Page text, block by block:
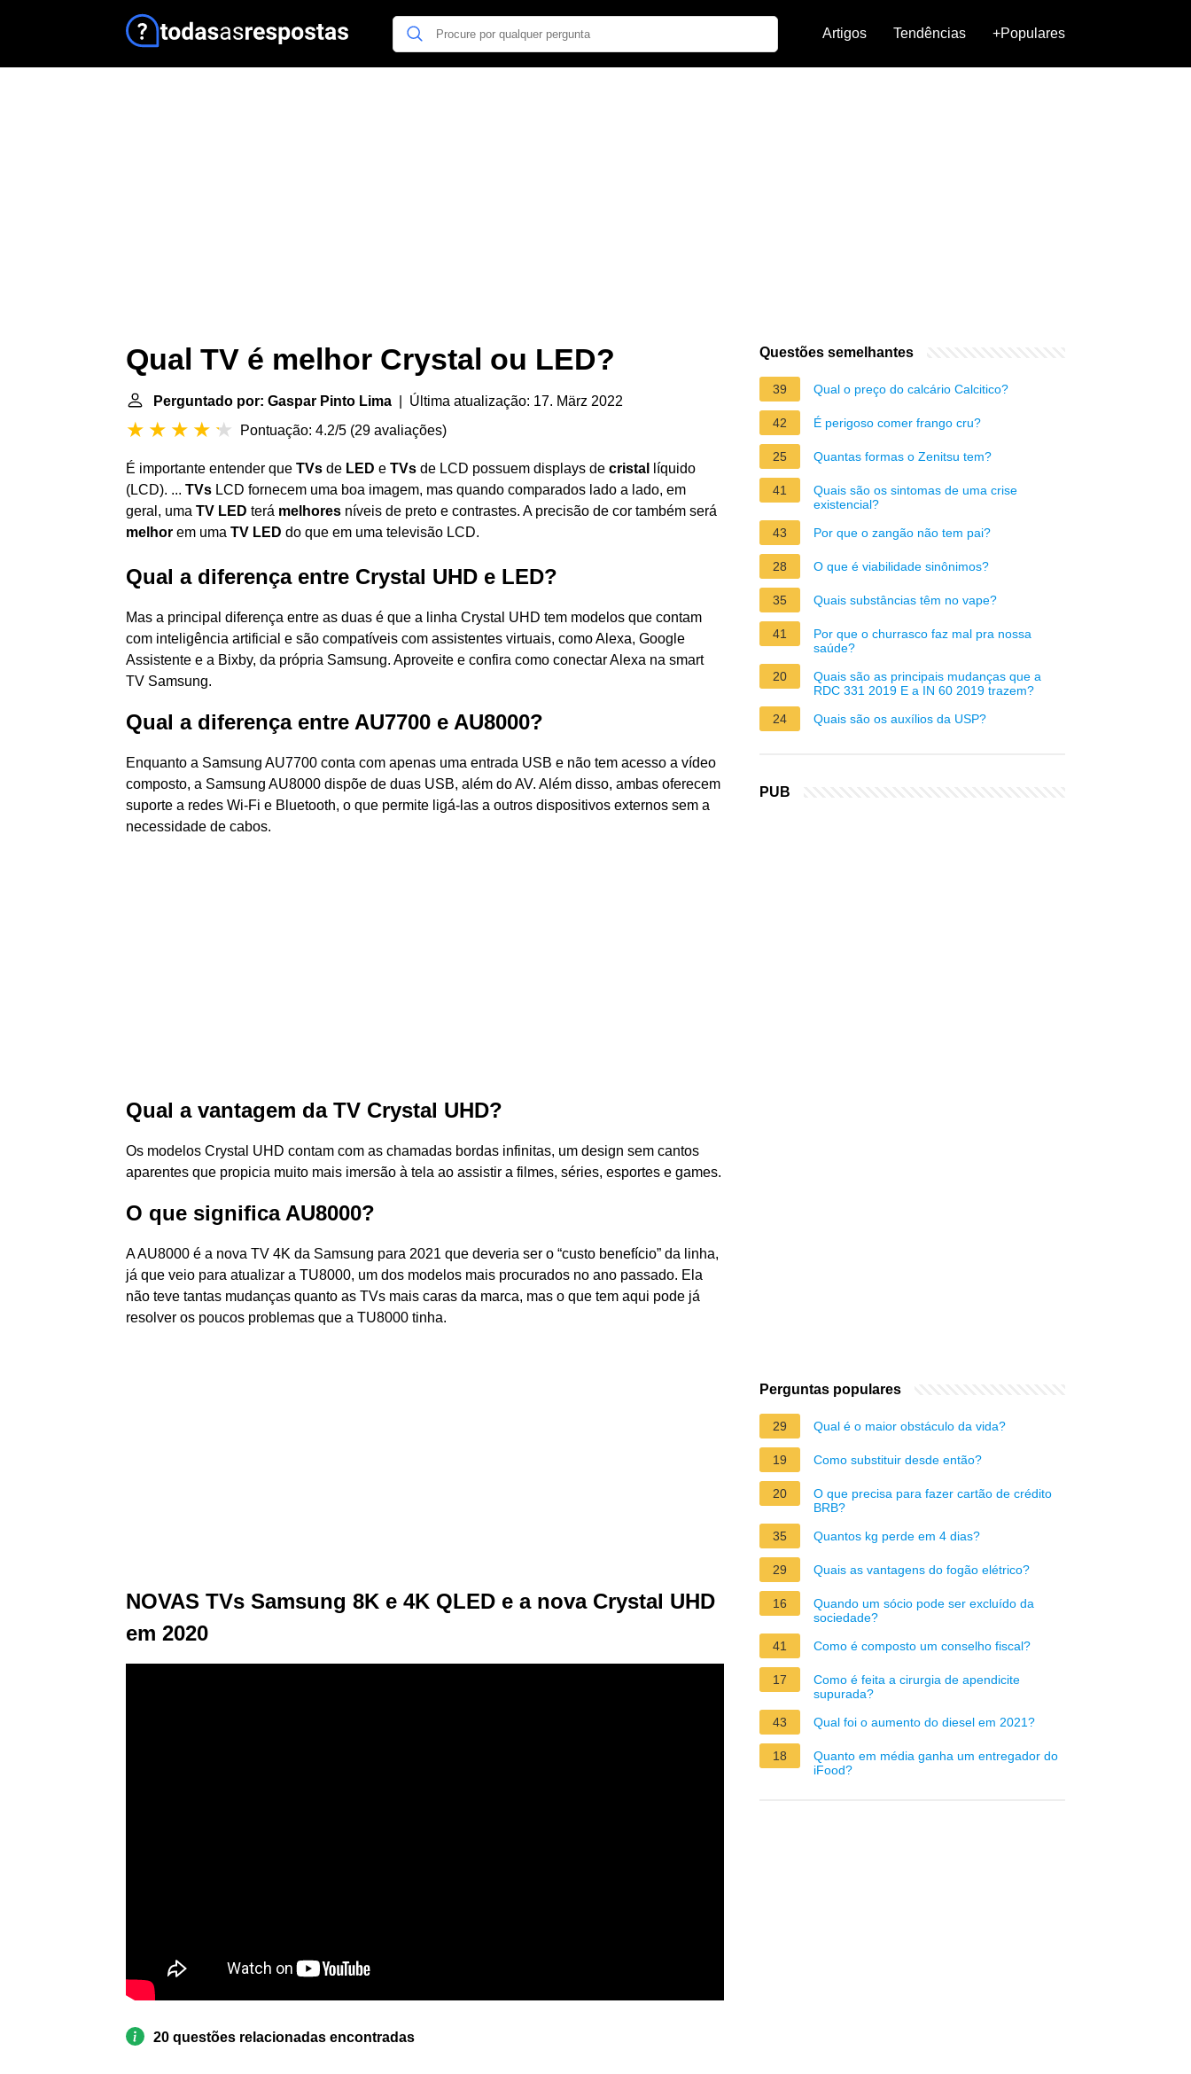
Artigos Tendências +Populares
Qual TV é melhor Crystal ou LED?
Perguntado por: Gaspar Pinto Lima | Última atualização: 17. März 2022
Pontuação: 4.2/5 (29 avaliações)
É importante entender que TVs de LED e TVs de LCD possuem displays de cristal
líquido
(LCD). ... TVs LCD fornecem uma boa imagem, mas quando comparados lado a lado, em
geral, uma TV LED terá melhores níveis de preto e contrastes. A precisão de cor também será
melhor em uma TV LED do que em uma televisão LCD.
Qual a diferença entre Crystal UHD e LED?
Mas a principal diferença entre as duas é que a linha Crystal UHD tem modelos que contam
com inteligência artificial e são compatíveis com assistentes virtuais, como Alexa, Google
Assistente e a Bixby, da própria Samsung. Aproveite e confira como conectar Alexa na smart
TV Samsung.
Qual a diferença entre AU7700 e AU8000?
Enquanto a Samsung AU7700 conta com apenas uma entrada USB e não tem acesso a vídeo
composto, a Samsung AU8000 dispõe de duas USB, além do AV. Além disso, ambas oferecem
suporte a redes Wi-Fi e Bluetooth, o que permite ligá-las a outros dispositivos externos sem a
necessidade de cabos.
Qual a vantagem da TV Crystal UHD?
Os modelos Crystal UHD contam com as chamadas bordas infinitas, um design sem cantos
aparentes que propicia muito mais imersão à tela ao assistir a filmes, séries, esportes e games.
O que significa AU8000?
A AU8000 é a nova TV 4K da Samsung para 2021 que deveria ser o “custo benefício” da linha,
já que veio para atualizar a TU8000, um dos modelos mais procurados no ano passado. Ela
não teve tantas mudanças quanto as TVs mais caras da marca, mas o que tem aqui pode já
resolver os poucos problemas que a TU8000 tinha.
NOVAS TVs Samsung 8K e 4K QLED e a nova Crystal UHD
em 2020
20 questões relacionadas encontradas
Questões semelhantes
39 Qual o preço do calcário Calcitico?
42 É perigoso comer frango cru?
25 Quantas formas o Zenitsu tem?
41
Quais são os sintomas de uma crise
existencial?
43
Por que o zangão não tem pai?
28 O que é viabilidade sinônimos?
35 Quais substâncias têm no vape?
41
Por que o churrasco faz mal pra nossa
saúde?
20
Quais são as principais mudanças que a
RDC 331 2019 E a IN 60 2019 trazem?
24
Quais são os auxílios da USP?
PUB
Perguntas populares
29 Qual é o maior obstáculo da vida?
19 Como substituir desde então?
20
O que precisa para fazer cartão de crédito
BRB?
35
Quantos kg perde em 4 dias?
29 Quais as vantagens do fogão elétrico?
16
Quando um sócio pode ser excluído da
sociedade?
41
Como é composto um conselho fiscal?
17
Como é feita a cirurgia de apendicite
supurada?
43
Qual foi o aumento do diesel em 2021?
18
Quanto em média ganha um entregador do
iFood?